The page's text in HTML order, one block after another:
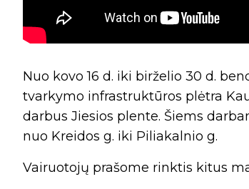
Nuo kovo 16 d. iki birželio 30 d.
tvarkymo infrastruktūros plėtra
darbus Jiesios plente. Šiems
nuo Kreidos g. iki Piliakalnio g.
Vairuotojų prašome rinktis kitus